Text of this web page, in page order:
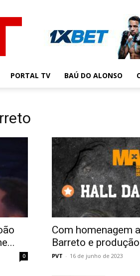
PORTAL TV BAÚ DO ALONSO
0
Com homenagem
Barreto e
PVT - 16 de junho de 2023